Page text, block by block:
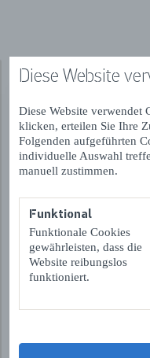
Diese Website
Diese Website verwendet
klicken, erteilen Sie Ihre
Folgenden aufgeführten
individuelle Auswahl
manuell zustimmen.
Funktional
Funktionale Cookies
gewährleisten, dass die
Website reibungslos
funktioniert.
actie te ondernemen
controleren of vast te
Accepteren: leren te
onvermijdelijke zaken
Voor wie?
Bent u met vakantie in
minivakantie- time
paarden.
Wilt u er even tussen
natuur? Kom dan voor
Mindfulness workshop
Mindfulness helpt in
leven te verbeteren en
Duur van de workshop